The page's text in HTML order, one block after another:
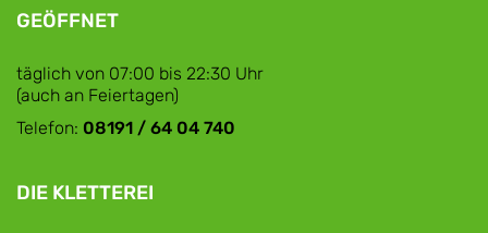
GEÖFFNET
täglich von 07:00 bis 22:30 Uhr
(auch an Feiertagen)
Telefon: 08191 / 64 04 740
DIE KLETTEREI